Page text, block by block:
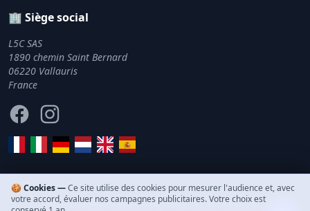
🏢 Siège social
L5C SAS
1890 chemin Saint Bernard
06220 Vallauris
France
FacebookInstagram
© 2011–2026 CadeauCity. Tous droits réservés.
🍪 Cookies —Ce site utilise des cookies pour mesurer l'audience et, avec
votre accord, évaluer nos campagnes publicitaires. Votre choix est